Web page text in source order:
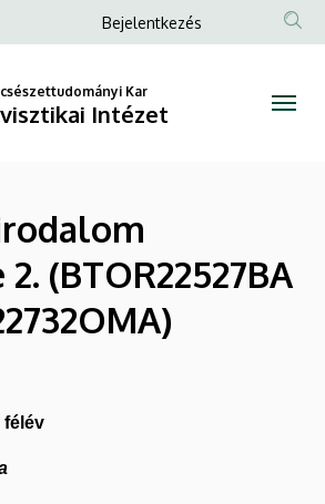
Anonim
fiók
menüje
Bejelentkezés
Kar
Intézet
(BTOR22527BA
félév